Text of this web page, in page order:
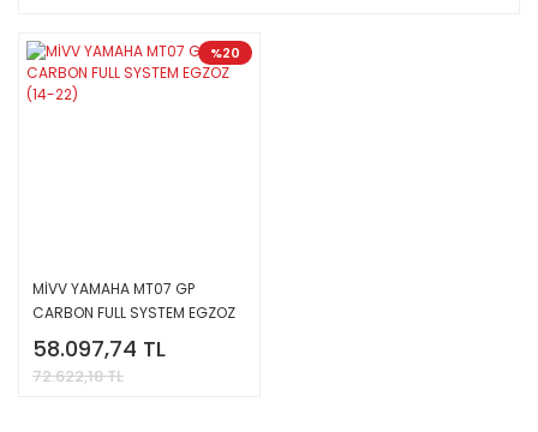
%20
MİVV YAMAHA MT07 GP
CARBON FULL SYSTEM EGZOZ
(14-22)
58.097,74 TL
72.622,18 TL